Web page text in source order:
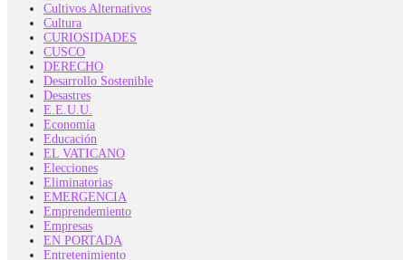
Cultivos Alternativos
Cultura
CURIOSIDADES
CUSCO
DERECHO
Desarrollo Sostenible
Desastres
E.E.U.U.
Economía
Educación
EL VATICANO
Elecciones
Eliminatorias
EMERGENCIA
Emprendemiento
Empresas
EN PORTADA
Entretenimiento